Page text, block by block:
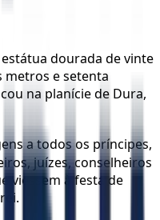
dourada de vinte
metros e setenta
na planície de Dura,
a todos os príncipes,
juízes, conselheiros
viessem à festa de